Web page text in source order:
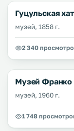
Гуцульская
музей, 1858 г.
2 340
Музей Франко
музей, 1960 г.
1 748